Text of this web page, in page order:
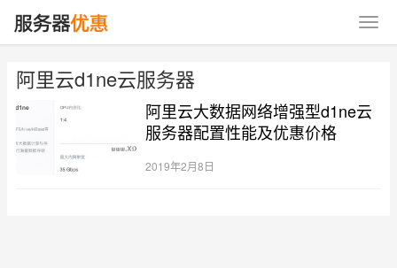
阿里云d1ne云服务器
阿里云大数据网络增强型d1ne云
服务器配置性能及优惠价格
2019年2月8日